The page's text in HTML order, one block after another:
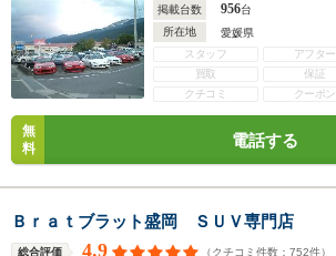
掲載台数 956台
所在地
愛媛県
スタッフ
アフター
買取
保証
クチコミ
クーポン
無
料
電話する
Ｂｒａｔブラット盛岡 ＳＵＶ専門店
総合評価 4.9 （クチコミ件数： 752件）